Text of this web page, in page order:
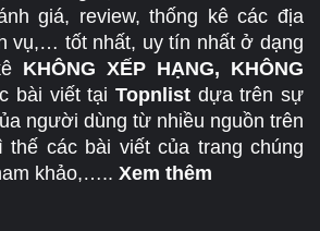
giá, review, thống kê các địa
vụ,… tốt nhất, uy tín nhất ở dạng
KHÔNG XẾP HẠNG, KHÔNG
bài viết tạiTopnlist dựa trên sự
người dùng từ nhiều nguồn trên
thế các bài viết của trang chúng
khảo,….. Xem thêm